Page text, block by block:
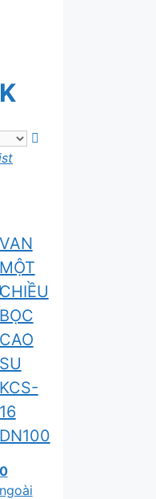
VAN
MỘT
BỌC
CAO
SU
KCS-
16
DN100
0
ngoài